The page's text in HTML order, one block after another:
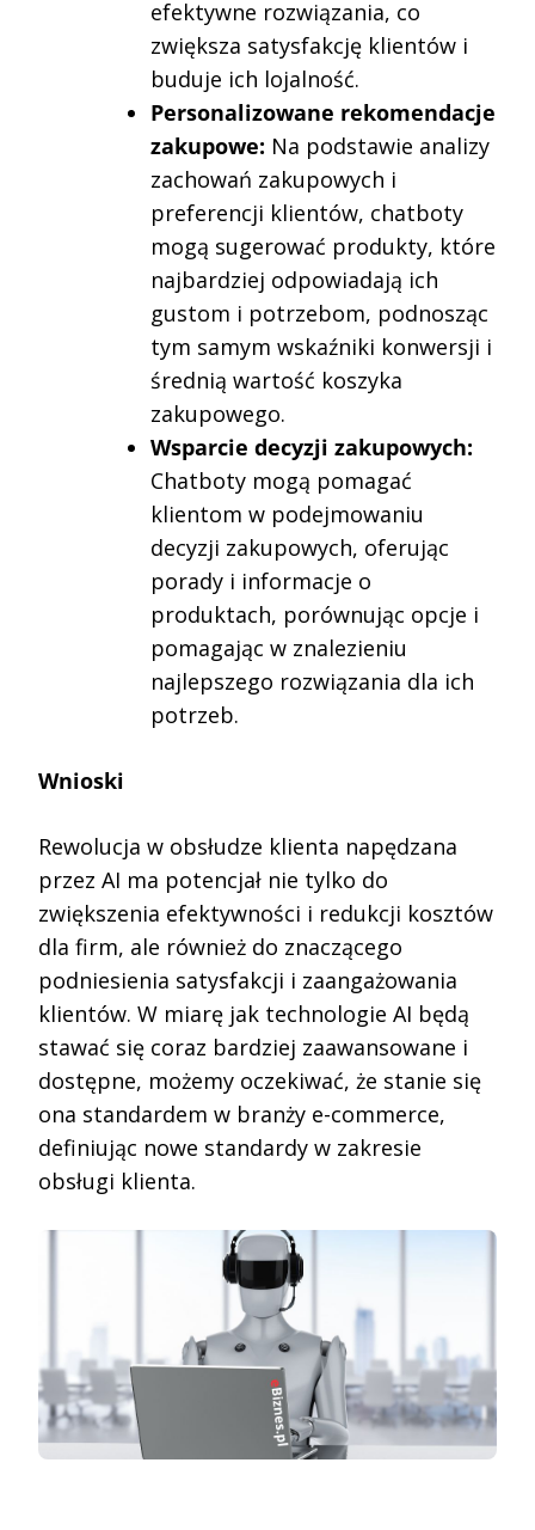
efektywne rozwiązania, co
zwiększa satysfakcję klientów i
buduje ich lojalność.
Personalizowane rekomendacje
zakupowe: Na podstawie analizy
zachowań zakupowych i
preferencji klientów, chatboty
mogą sugerować produkty, które
najbardziej odpowiadają ich
gustom i potrzebom, podnosząc
tym samym wskaźniki konwersji i
średnią wartość koszyka
zakupowego.
Wsparcie decyzji zakupowych:
Chatboty mogą pomagać
klientom w podejmowaniu
decyzji zakupowych, oferując
porady i informacje o
produktach, porównując opcje i
pomagając w znalezieniu
najlepszego rozwiązania dla ich
potrzeb.
Wnioski
Rewolucja w obsłudze klienta napędzana
przez AI ma potencjał nie tylko do
zwiększenia efektywności i redukcji kosztów
dla firm, ale również do znaczącego
podniesienia satysfakcji i zaangażowania
klientów. W miarę jak technologie AI będą
stawać się coraz bardziej zaawansowane i
dostępne, możemy oczekiwać, że stanie się
ona standardem w branży e-commerce,
definiując nowe standardy w zakresie
obsługi klienta.